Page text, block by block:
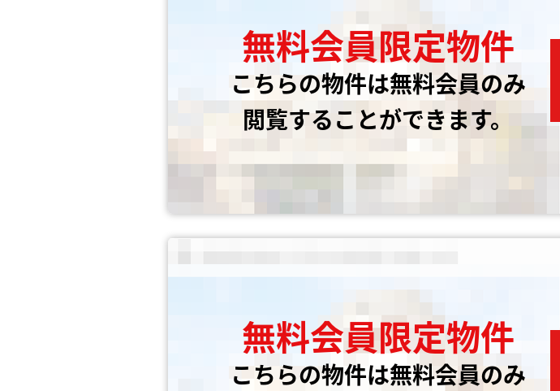
無料会員限定物件
こちらの物件は無料会員のみ
閲覧することができます。
無料会員限定物件
こちらの物件は無料会員のみ